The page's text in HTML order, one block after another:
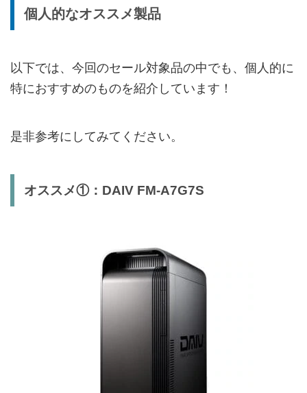
個人的なオススメ製品
以下では、今回のセール対象品の中でも、個人的に
特におすすめのものを紹介しています！
是非参考にしてみてください。
オススメ①：DAIV FM-A7G7S